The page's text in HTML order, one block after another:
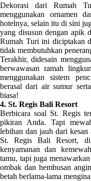
Dekorasi dari Rumah
menggunakan ornamen
hotelnya, selain itu di sini
yang disusun dengan apik
Rumah Turi ini diciptakan
tidak membutuhkan
Terakhir, didesain
berwawasan ramah
menggunakan sistem
berasal dari air sumur
biasa!
4. St. Regis Bali Resort
Berbicara soal St. Regis
pikiran Anda. Tapi
lebihan dan jauh dari
St. Regis Bali Resort,
kenyamanan dan
tamu, tapi juga
ombak dan hembusan
betah berlama-lama